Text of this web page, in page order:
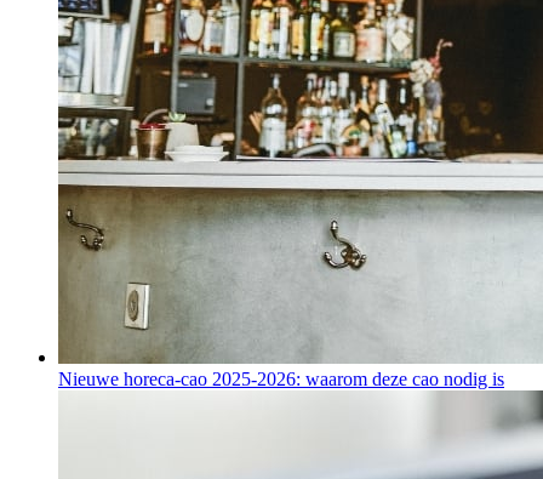
Nieuwe horeca-cao 2025-2026: waarom deze cao nodig is